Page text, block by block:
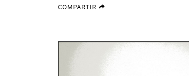
COMPARTIR forward